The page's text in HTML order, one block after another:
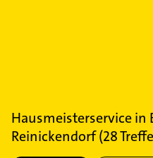
Hausmeisterservicein
Reinickendorf(28